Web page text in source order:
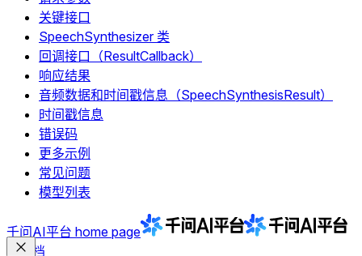
关键接口
SpeechSynthesizer 类
回调接口（ResultCallback）
响应结果
音频数据和时间戳信息（SpeechSynthesisResult）
时间戳信息
错误码
更多示例
常见问题
模型列表
千问AI平台 home page
文档